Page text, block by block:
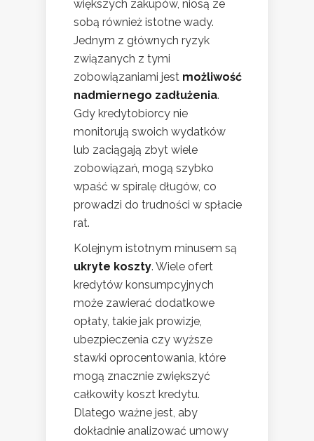
większych zakupów, niosą ze
sobą również istotne wady.
Jednym z głównych ryzyk
związanych z tymi
zobowiązaniami jest możliwość
nadmiernego zadłużenia.
Gdy kredytobiorcy nie
monitorują swoich wydatków
lub zaciągają zbyt wiele
zobowiązań, mogą szybko
wpaść w spiralę długów, co
prowadzi do trudności w spłacie
rat.
Kolejnym istotnym minusem są
ukryte koszty. Wiele ofert
kredytów konsumpcyjnych
może zawierać dodatkowe
opłaty, takie jak prowizje,
ubezpieczenia czy wyższe
stawki oprocentowania, które
mogą znacznie zwiększyć
całkowity koszt kredytu.
Dlatego ważne jest, aby
dokładnie analizować umowy